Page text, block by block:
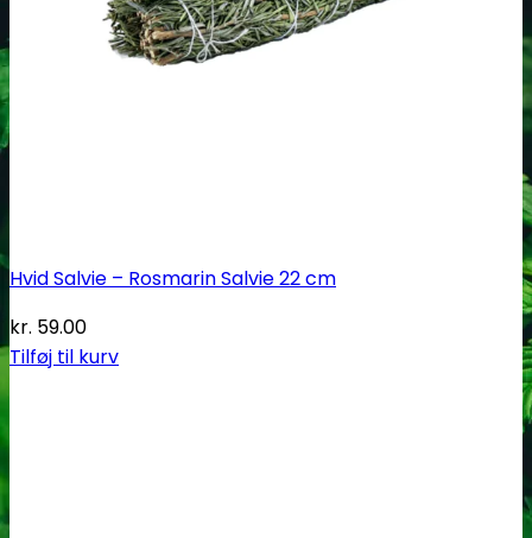
Hvid Salvie – Rosmarin Salvie 22 cm
kr. 59.00
Tilføj til kurv